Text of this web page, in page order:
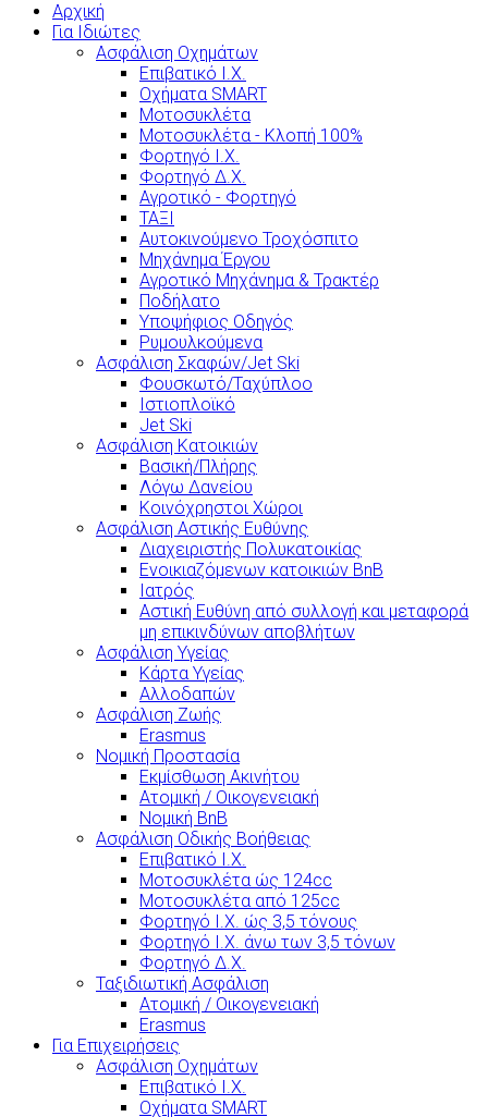
Αρχική
Για Ιδιώτες
Ασφάλιση Οχημάτων
Επιβατικό Ι.Χ.
Οχήματα SMART
Μοτοσυκλέτα
Μοτοσυκλέτα - Κλοπή 100%
Φορτηγό Ι.Χ.
Φορτηγό Δ.Χ.
Αγροτικό - Φορτηγό
ΤΑΞΙ
Αυτοκινούμενο Τροχόσπιτο
Μηχάνημα Έργου
Αγροτικό Μηχάνημα & Τρακτέρ
Ποδήλατο
Υποψήφιος Οδηγός
Ρυμουλκούμενα
Ασφάλιση Σκαφών/Jet Ski
Φουσκωτό/Ταχύπλοο
Ιστιοπλοϊκό
Jet Ski
Ασφάλιση Κατοικιών
Βασική/Πλήρης
Λόγω Δανείου
Κοινόχρηστοι Χώροι
Ασφάλιση Αστικής Ευθύνης
Διαχειριστής Πολυκατοικίας
Ενοικιαζόμενων κατοικιών BnB
Ιατρός
Αστική Ευθύνη από συλλογή και μεταφορά
μη επικινδύνων αποβλήτων
Ασφάλιση Υγείας
Κάρτα Υγείας
Αλλοδαπών
Ασφάλιση Ζωής
Erasmus
Νομική Προστασία
Εκμίσθωση Ακινήτου
Ατομική / Οικογενειακή
Νομική BnB
Ασφάλιση Οδικής Βοήθειας
Επιβατικό Ι.Χ.
Μοτοσυκλέτα ώς 124cc
Μοτοσυκλέτα από 125cc
Φορτηγό Ι.Χ. ώς 3,5 τόνους
Φορτηγό Ι.Χ. άνω των 3,5 τόνων
Φορτηγό Δ.Χ.
Ταξιδιωτική Ασφάλιση
Ατομική / Οικογενειακή
Erasmus
Για Επιχειρήσεις
Ασφάλιση Οχημάτων
Επιβατικό Ι.Χ.
Οχήματα SMART